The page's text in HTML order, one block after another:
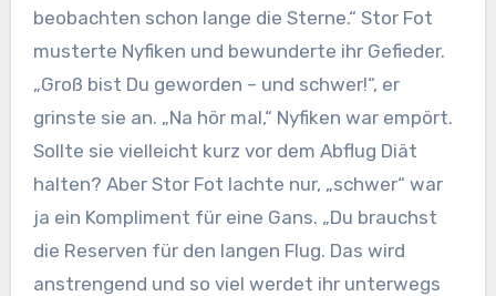
beobachten schon lange die Sterne.“ Stor Fot
musterte Nyfiken und bewunderte ihr Gefieder.
„Groß bist Du geworden – und schwer!“, er
grinste sie an. „Na hör mal,“ Nyfiken war empört.
Sollte sie vielleicht kurz vor dem Abflug Diät
halten? Aber Stor Fot lachte nur, „schwer“ war
ja ein Kompliment für eine Gans. „Du brauchst
die Reserven für den langen Flug. Das wird
anstrengend und so viel werdet ihr unterwegs